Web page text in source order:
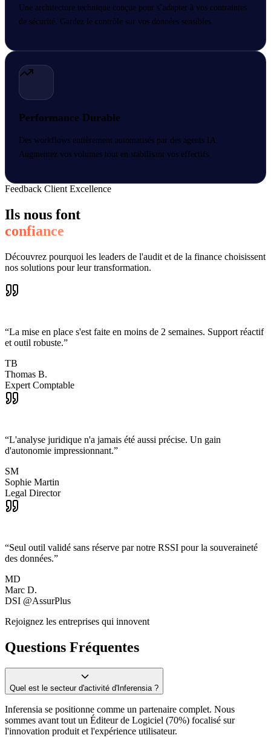
Une architecture technique conçue pour s’adapter à vos contraintes
de sécurité. Gardez le contrôle sur vos données sensibles.
Performance Durable
Des workflows entièrement automatisés par des agents IA.
Augmentez vos volumes tout en stabilisant vos effectifs.
Feedback Client Excellence
Ils nous font
confiance
Découvrez pourquoi les leaders de l'audit et de la finance choisissent
nos solutions pour leur transformation.
“La mise en place s'est faite en moins de 2 semaines. Support réactif
et outil robuste.”
TB
Thomas B.
Expert Comptable
“L'analyse juridique n'a jamais été aussi précise. Un gain
d'autonomie impressionnant.”
SM
Sophie Martin
Legal Director
“Seul outil validé sans réserve par notre RSSI pour la souveraineté
des données.”
MD
Marc D.
DSI @AssurPlus
Rejoignez les entreprises qui innovent
Questions Fréquentes
Quel est le secteur d'activité d'Inferensia ?
Inferensia se positionne comme un partenaire complet. Nous
sommes avant tout un Éditeur de Logiciel (70%) focalisé sur
l'innovation produit et l'expérience utilisateur.